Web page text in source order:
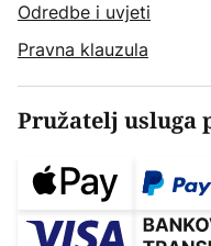
Odredbe i uvjeti
Pravna klauzula
Pružatelj usluga